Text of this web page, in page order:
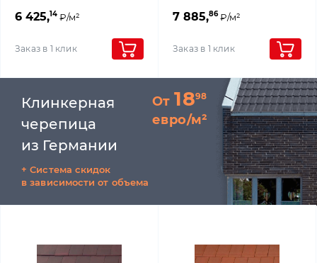
6 425,14 ₽/м²
Заказ в 1 клик
7 885,86₽/м²
Заказ в 1 клик
Клинкерная
черепица
из Германии
От 1898
евро/м²
+ Cистема скидок
в зависимости от объема